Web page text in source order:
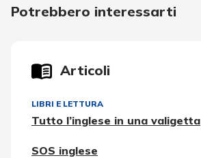
Potrebbero interessarti
Articoli
LIBRI E LETTURA
Tutto l’inglese in una valigetta
SOS inglese